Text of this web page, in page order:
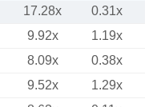
17.28x
0.31x
9.92x 1.19x
8.09x
0.38x
9.52x 1.29x